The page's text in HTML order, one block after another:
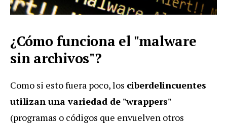
¿Cómo funciona el "malware
sin archivos"?
Como si esto fuera poco, los ciberdelincuentes
utilizan una variedad de "wrappers"
(programas o códigos que envuelven otros